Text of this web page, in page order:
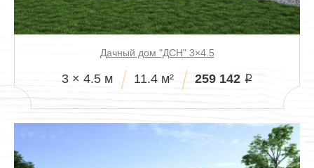
Дачный дом "ДСН" 3×4.5
3 × 4.5 м 11.4 м² 259 142 i